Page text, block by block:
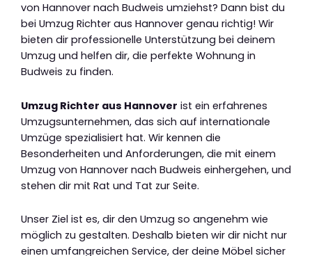
von Hannover nach Budweis umziehst? Dann bist du
bei Umzug Richter aus Hannover genau richtig! Wir
bieten dir professionelle Unterstützung bei deinem
Umzug und helfen dir, die perfekte Wohnung in
Budweis zu finden.
Umzug Richter aus Hannover ist ein erfahrenes
Umzugsunternehmen, das sich auf internationale
Umzüge spezialisiert hat. Wir kennen die
Besonderheiten und Anforderungen, die mit einem
Umzug von Hannover nach Budweis einhergehen, und
stehen dir mit Rat und Tat zur Seite.
Unser Ziel ist es, dir den Umzug so angenehm wie
möglich zu gestalten. Deshalb bieten wir dir nicht nur
einen umfangreichen Service, der deine Möbel sicher